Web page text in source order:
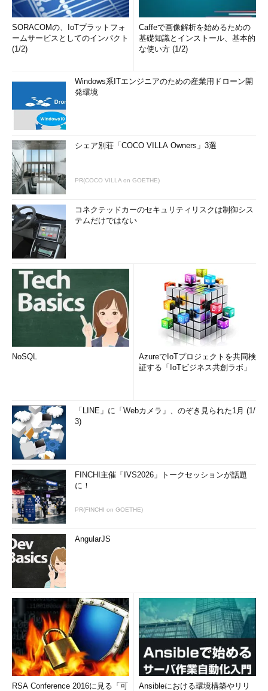
SORACOMの、IoTプラットフォ
ームサービスとしてのインパクト
(1/2)
Caffeで画像解析を始めるための
基礎知識とインストール、基本的
な使い方 (1/2)
Windows系ITエンジニアのための産業用ドローン開
発環境
シェア別荘「COCO VILLA Owners」3選
PR(COCO VILLA on GOETHE)
コネクテッドカーのセキュリティリスクは制御シス
テムだけではない
NoSQL
AzureでIoTプロジェクトを共同検
証する「IoTビジネス共創ラボ」
「LINE」に「Webカメラ」、のぞき見られた1月 (1/
3)
FINCHI主催「IVS2026」トークセッションが話題
に！
PR(FINCHI on GOETHE)
AngularJS
RSA Conference 2016に見る「可
Ansibleにおける環境構築やリリ